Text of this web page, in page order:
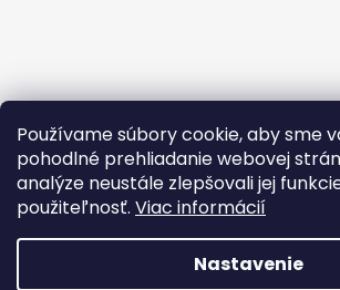
Používame súbory cookie, aby sme
pohodlné prehliadanie webovej
analýze neustále zlepšovali jej
použiteľnosť. Viac informácií
Nastavenie
Sledovať na